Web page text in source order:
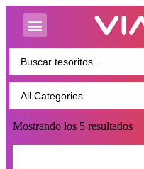
Mostrando los 5 resultados